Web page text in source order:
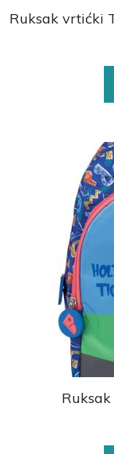
Ruksak vrtićki